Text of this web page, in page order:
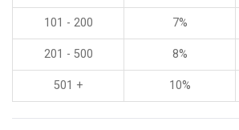
101 - 200 7%
201 - 500 8%
501 + 10%